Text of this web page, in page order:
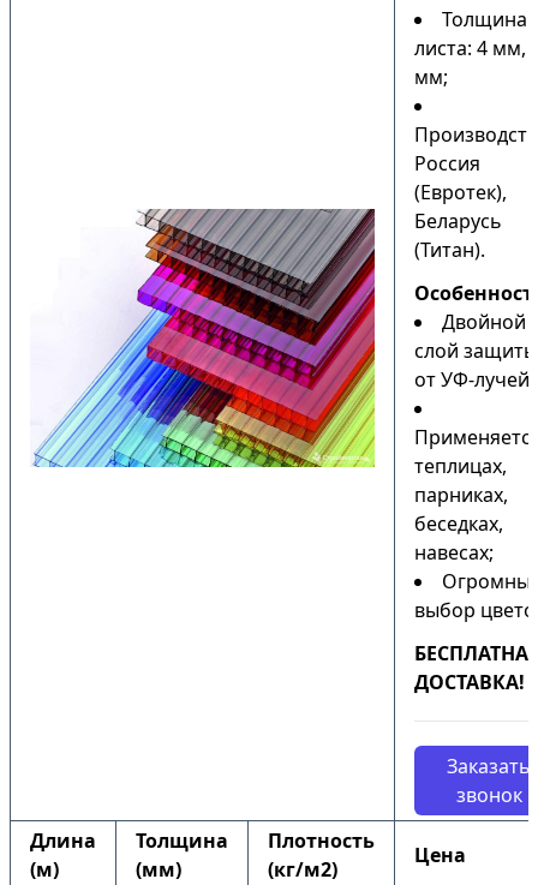
Толщина
листа: 4 мм,
мм;
Россия
(Евротек),
Беларусь
(Титан).
Двойной
слой защиты
от УФ-лучей;
теплицах,
парниках,
беседках,
навесах;
выбор
ДОСТАВКА!
Заказать
звонок
Длина
(м)
Толщина
(мм)
Плотность
(кг/м2)
Цена